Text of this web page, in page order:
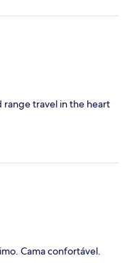
range travel in the heart
Cama confortável.